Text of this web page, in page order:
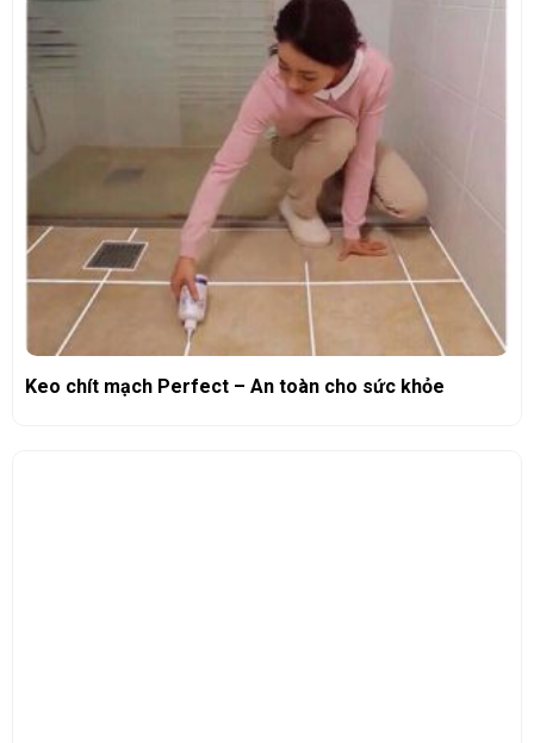
Keo chít mạch Perfect – An toàn cho sức khỏe